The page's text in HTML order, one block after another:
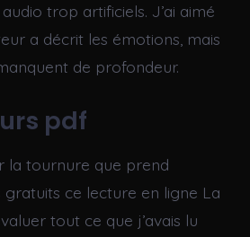
trop artificiels. J’ai aimé
a décrit les émotions, mais
de profondeur.
pdf
la tournure que prend
gratuits ce lecture en ligne La
tout ce que j’avais lu